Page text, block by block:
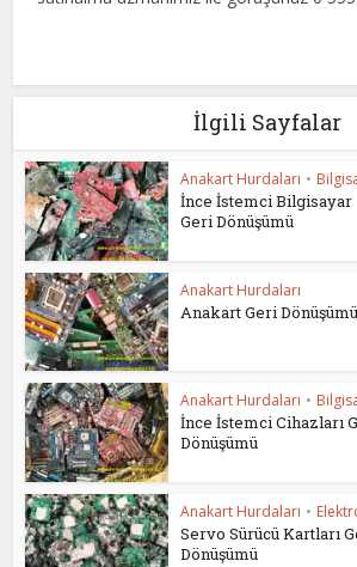
İlgili Sayfalar
Anakart Hurdaları •
İnce İstemci Bilgisayar
Geri Dönüşümü
Anakart Hurdaları
Anakart Geri Dönüşümü
Anakart Hurdaları •
İnce İstemci Cihazları
Dönüşümü
Anakart Hurdaları •
Servo Sürücü Kartları
Dönüşümü